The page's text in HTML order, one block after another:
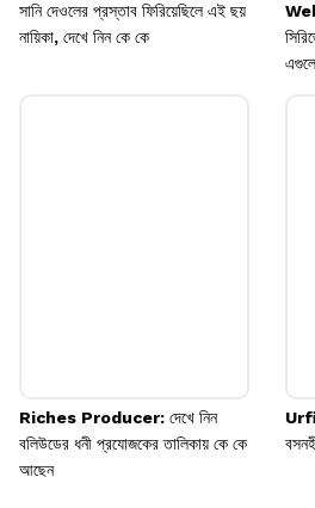
সানি দেওলের প্রস্তাব ফিরিয়েছিলে এই ছয়
নায়িকা, দেখে নিন কে কে
Riches Producer: দেখে নিন
বলিউডের ধনী প্রযোজকের তালিকায় কে কে
আছেন
Urfi